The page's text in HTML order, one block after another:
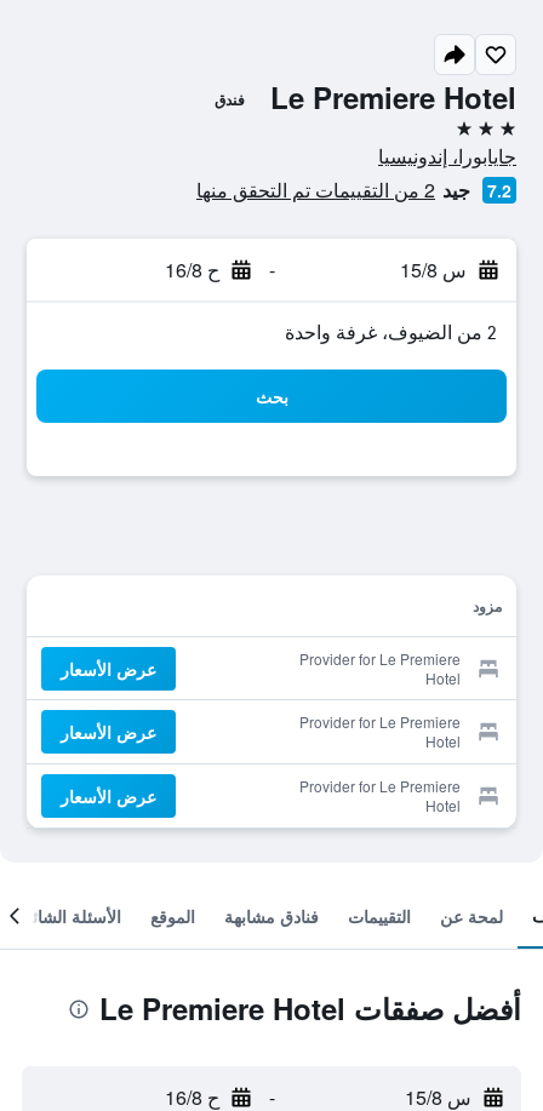
Le Premiere Hotel فندق
3 نجوم
جايابورا، إندونيسيا
7.2 جيد 2 من التقييمات تم التحقق منها
س 15/8 - ح 16/8
2 من الضيوف، غرفة واحدة
بحث
مزود
Provider for Le Premiere
Hotel
عرض الأسعار
Provider for Le Premiere
Hotel
عرض الأسعار
Provider for Le Premiere
Hotel
عرض الأسعار
لمحة عن التقييمات فنادق مشابهة الموقع الأسئلة الشائعة
أفضل صفقات Le Premiere Hotel
س 15/8 - ح 16/8